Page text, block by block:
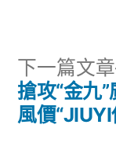
文
下一篇文章
搶攻“金九
風價